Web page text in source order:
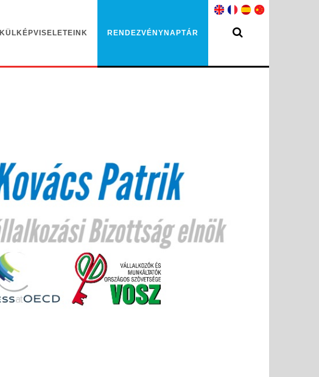
KÜLKÉPVISELETEINK RENDEZVÉNYNAPTÁR